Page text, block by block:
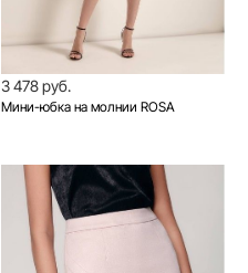
3 478 руб.
Мини-юбка на молнии ROSA